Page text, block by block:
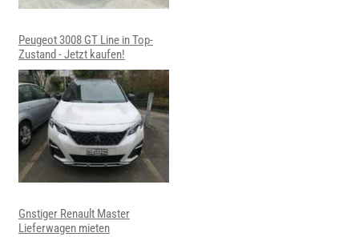
Peugeot 3008 GT Line in Top-
Zustand - Jetzt kaufen!
Gnstiger Renault Master
Lieferwagen mieten